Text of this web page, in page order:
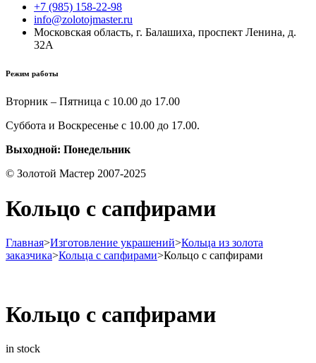
+7 (985) 158-22-98
info@zolotojmaster.ru
Московская область, г. Балашиха, проспект Ленина, д.
32А
Режим работы
Вторник – Пятница с 10.00 до 17.00
Суббота и Воскресенье с 10.00 до 17.00.
Выходной: Понедельник
© Золотой Мастер 2007-2025
Кольцо с сапфирами
Главная>Изготовление украшений>Кольца из золота
заказчика>Кольца с сапфирами>Кольцо с сапфирами
Кольцо с сапфирами
in stock